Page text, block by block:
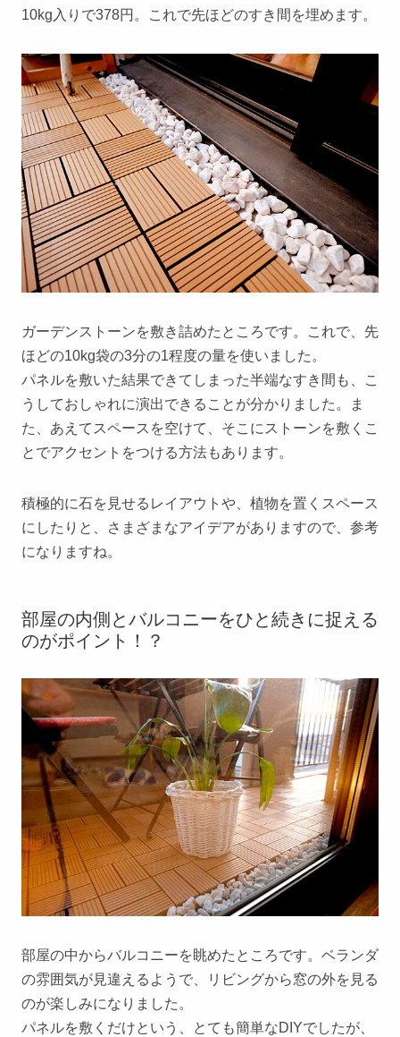
10kg入りで378円。これで先ほどのすき間を埋めます。
ガーデンストーンを敷き詰めたところです。これで、先
ほどの10kg袋の3分の1程度の量を使いました。
パネルを敷いた結果できてしまった半端なすき間も、こ
うしておしゃれに演出できることが分かりました。ま
た、あえてスペースを空けて、そこにストーンを敷くこ
とでアクセントをつける方法もあります。
積極的に石を見せるレイアウトや、植物を置くスペース
にしたりと、さまざまなアイデアがありますので、参考
になりますね。
部屋の内側とバルコニーをひと続きに捉える
のがポイント！？
部屋の中からバルコニーを眺めたところです。ベランダ
の雰囲気が見違えるようで、リビングから窓の外を見る
のが楽しみになりました。
パネルを敷くだけという、とても簡単なDIYでしたが、